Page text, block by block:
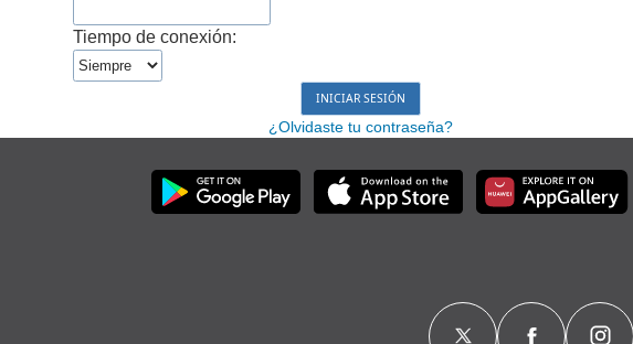
Tiempo de conexión:
¿Olvidaste tu contraseña?